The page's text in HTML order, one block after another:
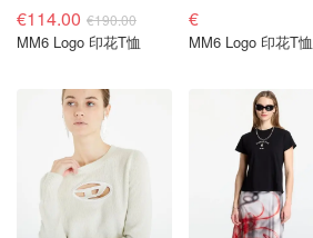
€114.00 €190.00
MM6 Logo 印花T恤
€
MM6 Logo 印花T恤